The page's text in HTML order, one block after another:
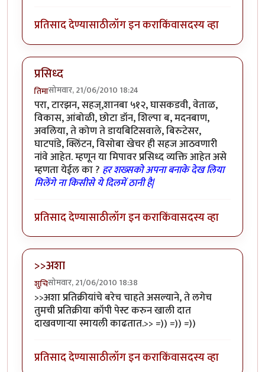
प्रतिसाद देण्यासाठीलॉग इन कराकिंवासदस्य व्हा
प्रसिध्द
तिमासोमवार, 21/06/2010 18:24
परा, टारझन, सहज्,शानबा ५१२, घासकडवी, वेताळ,
विकास, आंबोळी, छोटा डॉन, शिल्पा ब, मदनबाण,
अवलिया, ते कोण ते डायबिटिसवाले, बिरुटेसर,
घाटपांडे, क्लिंटन, विसोबा खेचर ही सहज आठवणारी
नांवे आहेत. म्हणून या मिपावर प्रसिध्द व्यक्ति आहेत असे
म्हणता येईल का ? हर शख्सको अपना बनाके देख लिया
मिलेंगे ना किसीसे ये दिलमें ठानी है|
प्रतिसाद देण्यासाठीलॉग इन कराकिंवासदस्य व्हा
>>अशा
शुचिसोमवार, 21/06/2010 18:38
>>अशा प्रतिक्रीयांचे बरेच चाहते असल्याने, ते लगेच
तुमची प्रतिक्रीया कॉपी पेस्ट करुन खाली दात
दाखवणार्‍या स्मायली काढतात.>> =)) =)) =))
प्रतिसाद देण्यासाठीलॉग इन कराकिंवासदस्य व्हा